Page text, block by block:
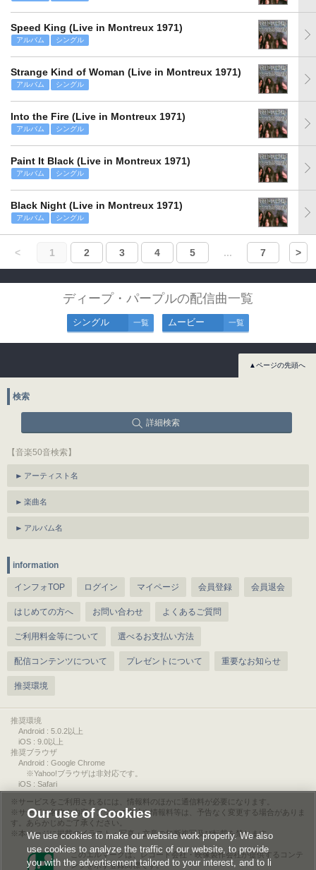
Speed King (Live in Montreux 1971)
アルバム シングル
Strange Kind of Woman (Live in Montreux 1971)
アルバム シングル
Into the Fire (Live in Montreux 1971)
アルバム シングル
Paint It Black (Live in Montreux 1971)
アルバム シングル
Black Night (Live in Montreux 1971)
アルバム シングル
< 1 2 3 4 5 ... 7 >
ディープ・パープルの配信曲一覧
シングル 一覧 ムービー 一覧
▲ページの先頭へ
検索
詳細検索
【音楽50音検索】
アーティスト名
楽曲名
アルバム名
information
インフォTOP ログイン マイページ 会員登録 会員退会
はじめての方へ お問い合わせ よくあるご質問
ご利用料金等について 選べるお支払い方法
配信コンテンツについて プレゼントについて 重要なお知らせ
推奨環境
推奨環境
Android : 5.0.2以上
iOS : 9.0以上
推奨ブラウザ
Android : Google Chrome
※Yahoo!ブラウザは非対応です。
iOS : Safari
サービスをご利用されるには、情報料のほかに通信料が必要になります。
サービス名称や内容、アクセス方法や情報料等は、予告なく変更する場合がありま
す。あらかじめご了承ください。
本ページに掲載のイラスト・写真・文章の無断複写及び転載を禁じます。
このエルマークは、レコード会社・映像製作会社が提供するコンテ
ンツを示す登録商標です。
Our use of Cookies
We use cookies to make our website work properly. We also
use cookies to analyze the traffic of our website, to provide
you with the advertisement tailored to your interest, and to li